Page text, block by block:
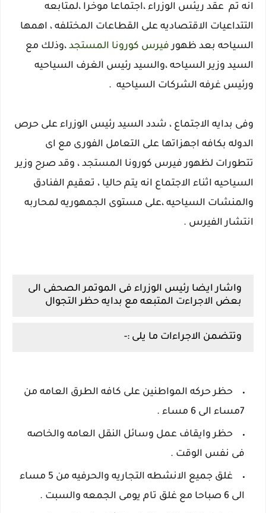
انه تم عقد ريئس الوزراء ،اجتماعا موخرا ،لمتابعه
التتداعيات الاقتصاديه على القطاعات المختلفه ، اهمها
السياحه بعد ظهور فيرس كورونا المستجد ،وذلك مع
السيد وزير السياحه ،والسيد رئيس الغرف السياحيه
ورئيس غرفه الشركات السياحيه .
وفى بدايه الاجتماع ، شدد السيد رئيس الوزراء على حرص
الدوله بكافه اجهزاتها على التعامل الفورى مع اى
تتطورات لظهور فيرس كورونا المستجد ، وقد صرح وزير
السياحيه اثناء الاجتماع انه يتم حاليا ، تعقيم الفنادق
والمنشات السياحيه ،على مستوى الجمهوريه لمحاربه
انتشار الفيرس .
واشار ايضا رئيس الوزراء فى الموتمر الصحفى الى
بعض الاجراءت المتبعه مع بدايه حظر التجوال
وتتضمن الاجراءات ما يلى :-
حظر حركه المواطنين على كافه الطرق العامه من
7مساء الى 6 مساء .
حظر وايقاف عمل وسائل النقل العامه والخاصه
فى نفس الوقت .
غلق جميع الانشطه التجاريه والحرفيه من 5 مساء
الى 6 صباحا مع غلق تام يومى الجمعه والسبت .